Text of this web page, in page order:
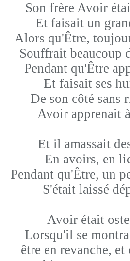
Son frère Avoir
Et faisait un
Alors qu'Être,
Souffrait beaucoup
Pendant qu'Être
Et faisait ses
De son côté sans
Avoir apprenait
Et il amassait
En avoirs, en
Pendant qu'Être, un
S'était laissé
Avoir était
Lorsqu'il se
être en revanche,